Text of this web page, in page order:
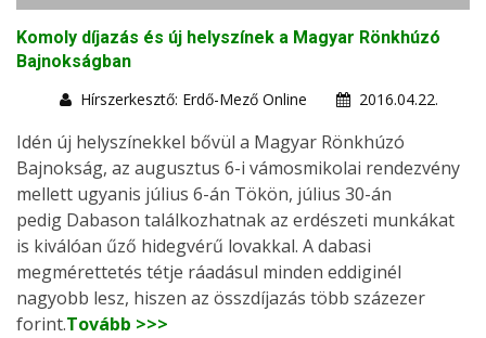
Komoly díjazás és új helyszínek a Magyar Rönkhúzó
Bajnokságban
Hírszerkesztő: Erdő-Mező Online
2016.04.22.
Idén új helyszínekkel bővül a Magyar Rönkhúzó
Bajnokság, az augusztus 6-i vámosmikolai rendezvény
mellett ugyanis július 6-án Tökön, július 30-án
pedig Dabason találkozhatnak az erdészeti munkákat
is kiválóan űző hidegvérű lovakkal. A dabasi
megmérettetés tétje ráadásul minden eddiginél
nagyobb lesz, hiszen az összdíjazás több százezer
forint.Tovább >>>